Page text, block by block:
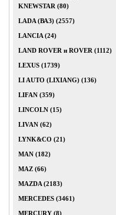
KNEWSTAR (80)
LADA (ВАЗ) (2557)
LANCIA (24)
LAND ROVER и ROVER (1112)
LEXUS (1739)
LI AUTO (LIXIANG) (136)
LIFAN (359)
LINCOLN (15)
LIVAN (62)
LYNK&CO (21)
MAN (182)
MAZ (66)
MAZDA (2183)
MERCEDES (3461)
MERCURY (8)